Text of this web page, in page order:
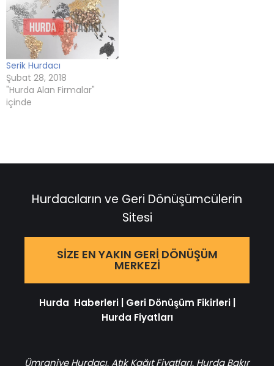
Serik Hurdacı
Şubat 28, 2018
"Hurda Alan Firmalar"
içinde
Hurdacıların ve Geri Dönüşümcülerin
Sitesi
SIZE EN YAKIN GERI DÖNÜŞÜM
MERKEZI
Hurda Haberleri| Geri Dönüşüm Fikirleri|
Hurda Fiyatları
Ümraniye Hurdacı,Atık Kağıt Fiyatları, Hurda Bakır